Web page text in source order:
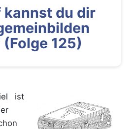
kannst du dir
(Folge 125)
ist